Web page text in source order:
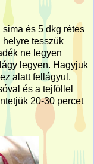
és 5 dkg rétes
helyre tesszük
ne legyen
legyen. Hagyjuk
alatt fellágyul.
és a tejföllel
20-30 percet